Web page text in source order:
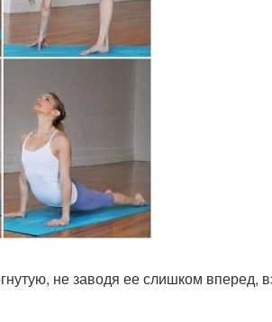
не заводя ее слишком вперед,